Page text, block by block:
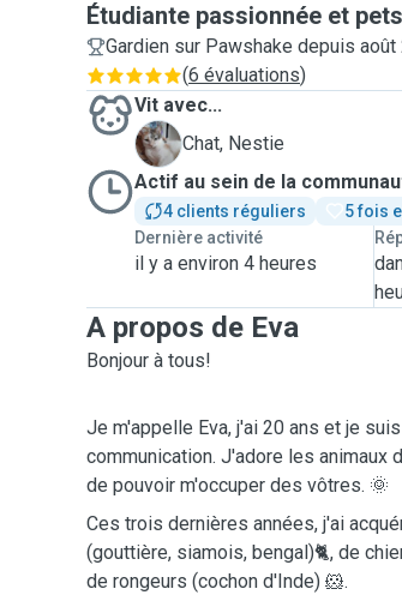
Étudiante passionnée et
Gardien sur Pawshake depuis août
(6 évaluations)
Vit avec...
N
Chat, Nestie
Actif au sein de la
4 clients réguliers
5 fois
Dernière activité
il y a environ 4 heures
A propos de Eva
Bonjour à tous!
Je m'appelle Eva, j'ai 20 ans et je
communication. J'adore les animaux
de pouvoir m'occuper des vôtres. 🌞
Ces trois dernières années, j'ai
(gouttière, siamois, bengal)🐈, de
de rongeurs (cochon d'Inde) 🐹.